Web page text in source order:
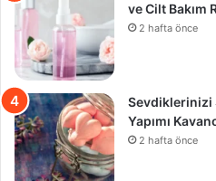
ve Cilt Bakım
2 hafta önce
Sevdiklerinizi
Yapımı
2 hafta önce